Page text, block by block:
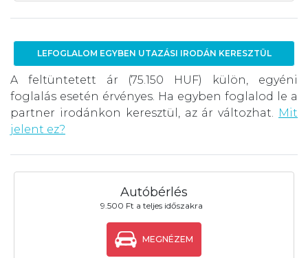
LEFOGLALOM EGYBEN UTAZÁSI IRODÁN KERESZTÜL
A feltüntetett ár (75.150 HUF) külön, egyéni
foglalás esetén érvényes. Ha egyben foglalod le a
partner irodánkon keresztül, az ár változhat.
Mit
jelent ez?
Autóbérlés
9.500 Ft a teljes időszakra
MEGNÉZEM